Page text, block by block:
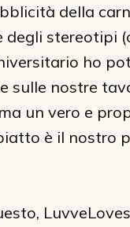
della
stereotipi
ho
sulle nostre
un vero e
è il nostro